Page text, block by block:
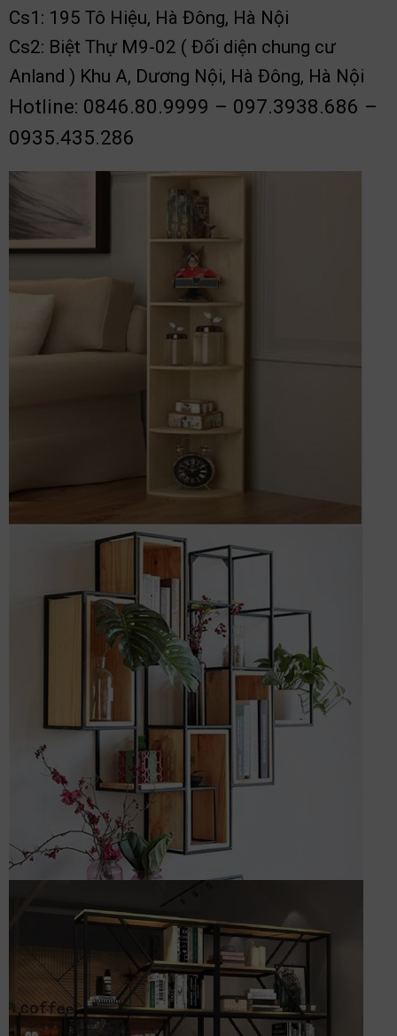
Cs1: 195 Tô Hiệu, Hà Đông, Hà Nội
Cs2: Biệt Thự M9-02 ( Đối diện chung cư
Anland ) Khu A, Dương Nội, Hà Đông, Hà Nội
Hotline: 0846.80.9999 – 097.3938.686 –
0935.435.286